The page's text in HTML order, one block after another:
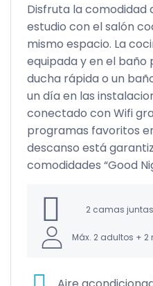
Disfruta la comodidad
estudio con el salón
mismo espacio. La
equipada y en el baño
ducha rápida o un
un día en las
conectado con Wifi
programas favoritos
descanso está
comodidades “Good
2 camas juntas
Máx. 2 adultos + 2